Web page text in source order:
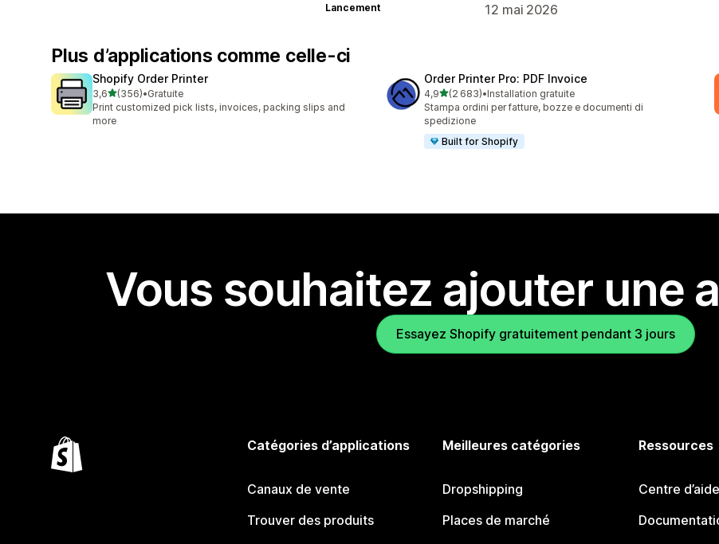
Lancement 12 mai 2026
Plus d’applications comme celle-ci
Shopify Order Printer
3,6étoile(s) sur 5
(356)
356 avis au total
•Gratuite
Print customized pick lists, invoices, packing slips and
more
Order Printer Pro: PDF Invoice
4,9étoile(s) sur 5
(2 683)
2683 avis au total
•Installation gratuite
Stampa ordini per fatture, bozze e documenti di
spedizione
Built for Shopify
Vous souhaitez ajouter une
Essayez Shopify gratuitement pendant 3 jours
Catégories d’applications
Canaux de vente
Trouver des produits
Meilleures catégories
Dropshipping
Places de marché
Ressources
Centre